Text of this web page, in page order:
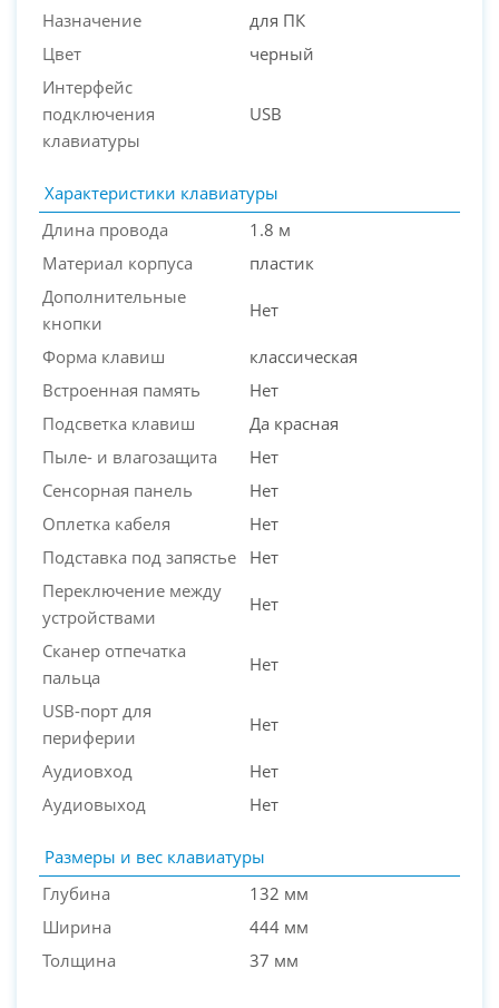
Назначение
для ПК
Цвет
черный
Интерфейс
подключения
клавиатуры
USB
Характеристики клавиатуры
Длина провода
1.8 м
Материал корпуса
пластик
Дополнительные
кнопки
Нет
Форма клавиш
классическая
Встроенная память
Нет
Подсветка клавиш
Да красная
Пыле- и влагозащита
Нет
Сенсорная панель
Нет
Оплетка кабеля
Нет
Подставка под запястье
Нет
Переключение между
устройствами
Нет
Сканер отпечатка
пальца
Нет
USB-порт для
периферии
Нет
Аудиовход
Нет
Аудиовыход
Нет
Размеры и вес клавиатуры
Глубина
132 мм
Ширина
444 мм
Толщина
37 мм